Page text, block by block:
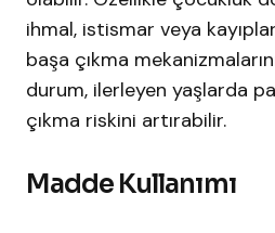
ihmal, istismar veya
başa çıkma
durum, ilerleyen yaşlarda
çıkma riskini artırabilir.
​Madde Kullanımı